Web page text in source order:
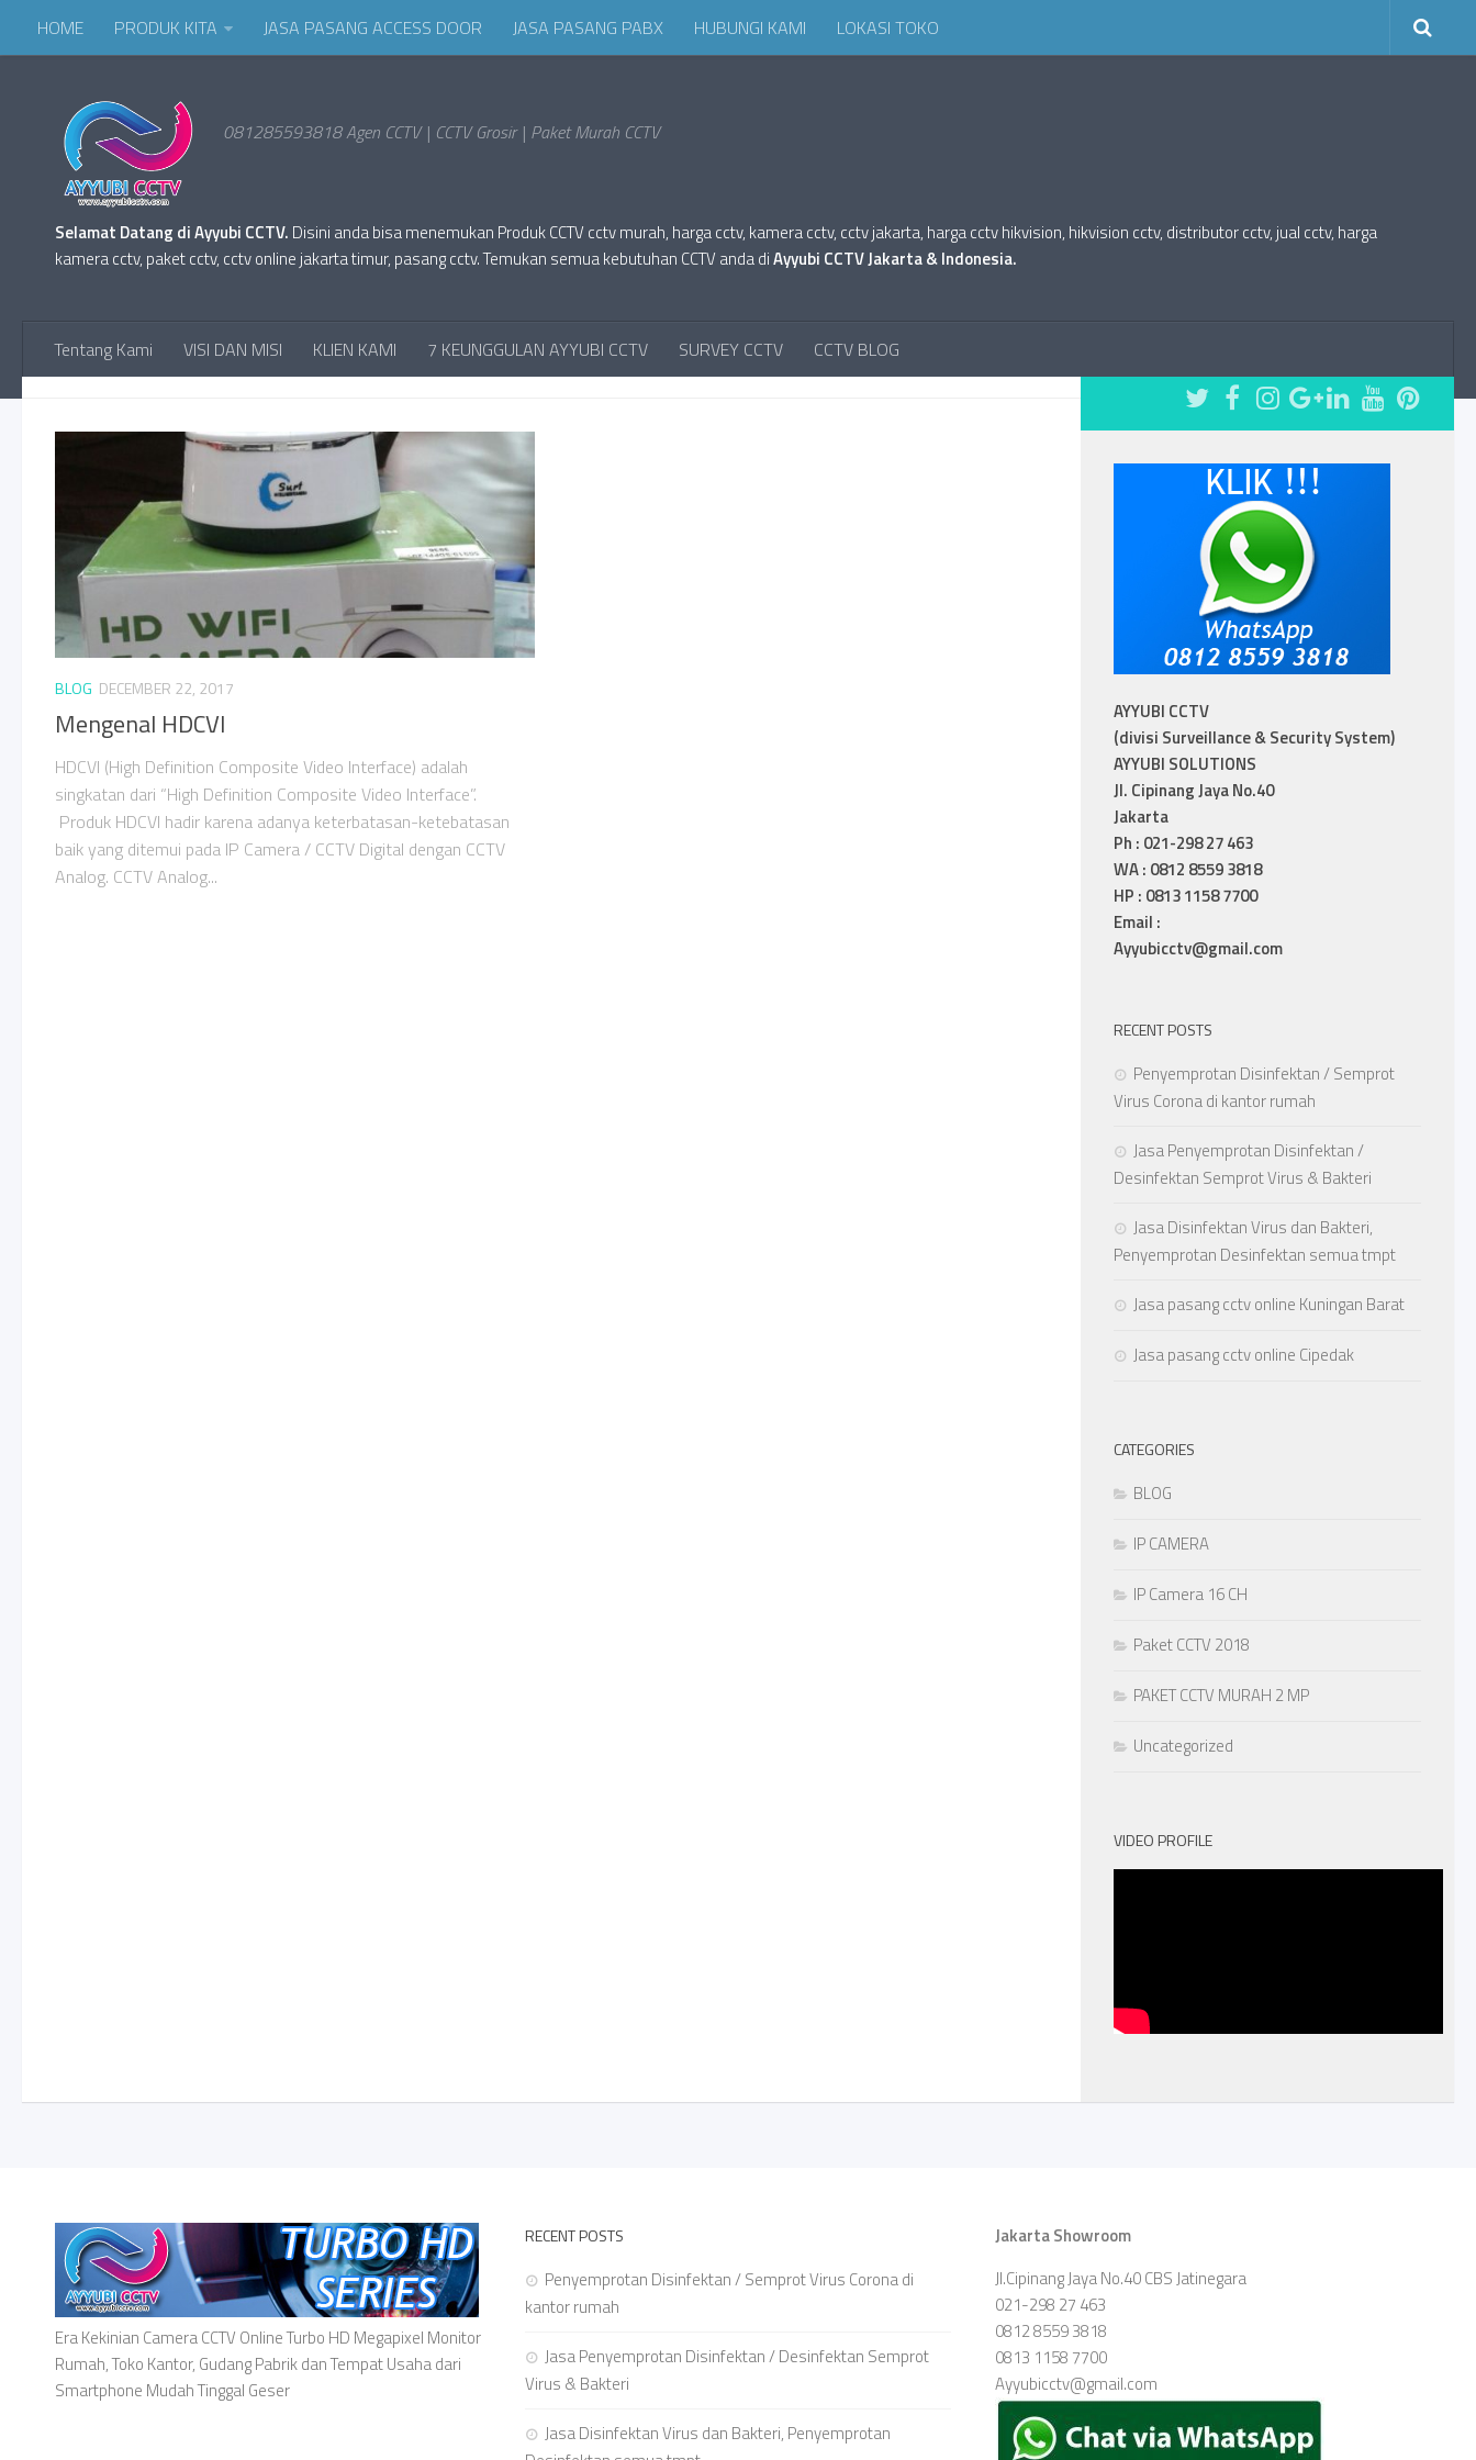
HOME PRODUK KITA JASA PASANG ACCESS DOOR JASA PASANG PABX HUBUNGI KAMI LOKASI TOKO
081285593818 Agen CCTV | CCTV Grosir | Paket Murah CCTV
Selamat Datang di Ayyubi CCTV. Disini anda bisa menemukan Produk CCTV cctv murah, harga cctv, kamera cctv, cctv jakarta, harga cctv hikvision, hikvision cctv, distributor cctv, jual cctv, harga
kamera cctv, paket cctv, cctv online jakarta timur, pasang cctv. Temukan semua kebutuhan CCTV anda diAyyubi CCTV Jakarta & Indonesia.
Tentang Kami VISI DAN MISI KLIEN KAMI 7 KEUNGGULAN AYYUBI CCTV SURVEY CCTV CCTV BLOG
TAGGED: HARGA DVR HIKVISION HARGA CCTV INFINITY HARGA HIKVISION CCTV
BLOG DECEMBER 22, 2017
Mengenal HDCVI
HDCVI (High Definition Composite Video Interface) adalah
singkatan dari “High Definition Composite Video Interface”.
Produk HDCVI hadir karena adanya keterbatasan-ketebatasan
baik yang ditemui pada IP Camera / CCTV Digital dengan CCTV
Analog. CCTV Analog...
AYYUBI CCTV
(divisi Surveillance & Security System)
AYYUBI SOLUTIONS
Jl. Cipinang Jaya No.40
Jakarta
Ph : 021-298 27 463
WA : 0812 8559 3818
HP : 0813 1158 7700
Email :
Ayyubicctv@gmail.com
RECENT POSTS
Penyemprotan Disinfektan / Semprot
Virus Corona di kantor rumah
Jasa Penyemprotan Disinfektan /
Desinfektan Semprot Virus & Bakteri
Jasa Disinfektan Virus dan Bakteri,
Penyemprotan Desinfektan semua tmpt
Jasa pasang cctv online Kuningan Barat
Jasa pasang cctv online Cipedak
CATEGORIES
BLOG
IP CAMERA
IP Camera 16 CH
Paket CCTV 2018
PAKET CCTV MURAH 2 MP
Uncategorized
VIDEO PROFILE
Era Kekinian Camera CCTV Online Turbo HD Megapixel Monitor
Rumah, Toko Kantor, Gudang Pabrik dan Tempat Usaha dari
Smartphone Mudah Tinggal Geser
RECENT POSTS
Penyemprotan Disinfektan / Semprot Virus Corona di
kantor rumah
Jasa Penyemprotan Disinfektan / Desinfektan Semprot
Virus & Bakteri
Jasa Disinfektan Virus dan Bakteri, Penyemprotan
Jakarta Showroom
Jl.Cipinang Jaya No.40 CBS Jatinegara
021-298 27 463
0812 8559 3818
0813 1158 7700
Ayyubicctv@gmail.com